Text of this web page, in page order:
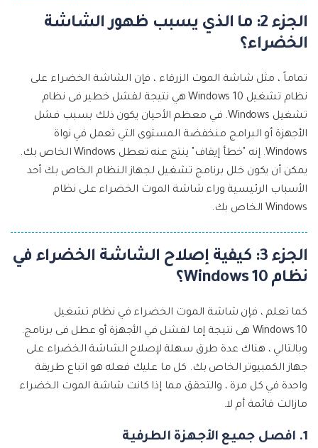
الجزء 2: ما الذي يسبب ظهور الشاشة
الخضراء؟
تماماً ، مثل شاشة الموت الزرقاء ، فإن الشاشة الخضراء على
نظام تشغيل Windows 10 هي نتيجة لفشل خطير فى نظام
تشغيل Windows. في معظم الأحيان يكون ذلك بسبب فشل
الأجهزة أو البرامج منخفضة المستوى التي تعمل في نواة
Windows. إنه "خطأ إيقاف" ينتج عنه تعطل Windows الخاص بك.
يمكن أن يكون خلل برنامج تشغيل لجهاز النظام الخاص بك أحد
الأسباب الرئيسية وراء شاشة الموت الخضراء على نظام
Windows الخاص بك.
الجزء 3: كيفية إصلاح الشاشة الخضراء في
نظام Windows 10؟
كما تعلم ، فإن شاشة الموت الخضراء في نظام تشغيل
Windows 10 هى نتيجة إما لفشل في الأجهزة أو عطل فى برنامج.
وبالتالي ، هناك عدة طرق سهلة لإصلاح الشاشة الخضراء على
جهاز الكمبيوتر الخاص بك. كل ما عليك فعله هو اتباع طريقة
واحدة في كل مرة ، والتحقق مما إذا كانت شاشة الموت الخضراء
مازالت قائمة أم لا.
1. افصل جميع الأجهزة الطرفية